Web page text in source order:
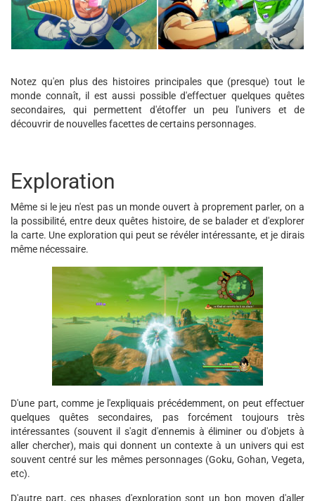
Notez qu'en plus des histoires principales que (presque) tout le
monde connaît, il est aussi possible d'effectuer quelques quêtes
secondaires, qui permettent d'étoffer un peu l'univers et de
découvrir de nouvelles facettes de certains personnages.
Exploration
Même si le jeu n'est pas un monde ouvert à proprement parler, on a
la possibilité, entre deux quêtes histoire, de se balader et d'explorer
la carte. Une exploration qui peut se révéler intéressante, et je dirais
même nécessaire.
D'une part, comme je l'expliquais précédemment, on peut effectuer
quelques quêtes secondaires, pas forcément toujours très
intéressantes (souvent il s'agit d'ennemis à éliminer ou d'objets à
aller chercher), mais qui donnent un contexte à un univers qui est
souvent centré sur les mêmes personnages (Goku, Gohan, Vegeta,
etc).
D'autre part, ces phases d'exploration sont un bon moyen d'aller